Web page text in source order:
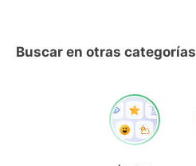
Buscar en otras categorías